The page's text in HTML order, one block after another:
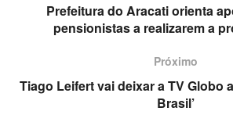
Prefeitura do Aracati orienta
pensionistas a realizarem a
Próximo
Tiago Leifert vai deixar a TV Globo
Brasil’